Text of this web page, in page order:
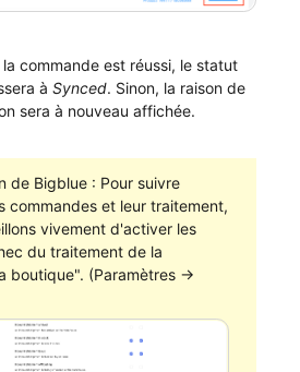
commande est réussi, le statut
àSynced. Sinon, la raison de
sera à nouveau affichée.
de Bigblue : Pour suivre
commandes et leur traitement,
vivement d'activer les
du traitement de la
boutique". (Paramètres ->